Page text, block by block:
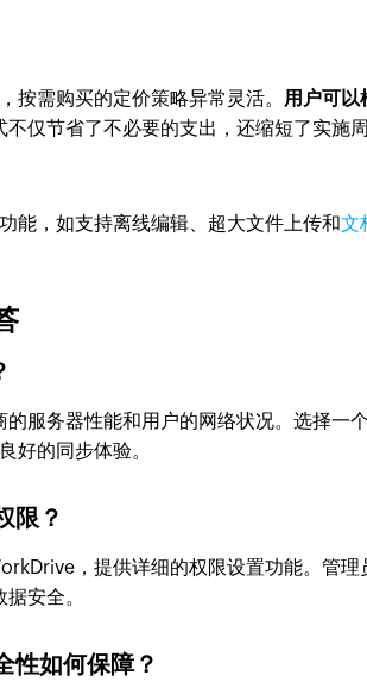
需购买的定价策略异常灵活。 用户可以
不仅节省了不必要的支出，还缩短了实施
能，如支持离线编辑、超大文件上传和文
服务器性能和用户的网络状况。选择一
好的同步体验。
限？
，提供详细的权限设置功能。管
安全。
性如何保障？